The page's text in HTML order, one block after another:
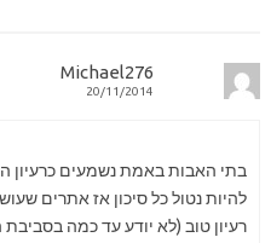
Michael276
20/11/2014
בתי האבות באמת נשמעים כרעיון
להיות נטול כל סיכון אז אתרים